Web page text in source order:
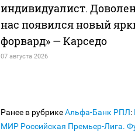
индивидуалист.
нас появился новый
форвард» — Карседо
07 августа 2026
Ранее в рубрикеАльфа-Банк РПЛ:
МИР Российская Премьер-Лига.